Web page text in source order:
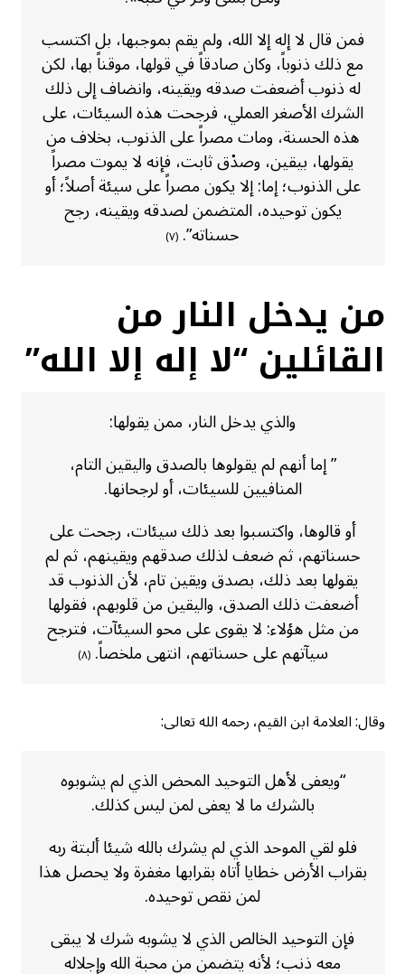
فمن قال لا إله إلا الله، ولم يقم بموجبها، بل اكتسب
مع ذلك ذنوباً، وكان صادقاً في قولها، موقناً بها، لكن
له ذنوب أضعفت صدقه ويقينه، وانضاف إلى ذلك
الشرك الأصغر العملي، فرجحت هذه السيئات، على
هذه الحسنة، ومات مصراً على الذنوب، بخلاف من
يقولها، بيقين، وصدْق ثابت، فإنه لا يموت مصراً
على الذنوب؛ إما: إلا يكون مصراً على سيئة أصلاً؛ أو
يكون توحيده، المتضمن لصدقه ويقينه، رجح
حسناته”. (٧)
من يدخل النار من
القائلين “لا إله إلا الله”
والذي يدخل النار، ممن يقولها:
” إما أنهم لم يقولوها بالصدق واليقين التام،
المنافيين للسيئات، أو لرجحانها.
أو قالوها، واكتسبوا بعد ذلك سيئات، رجحت على
حسناتهم، ثم ضعف لذلك صدقهم ويقينهم، ثم لم
يقولها بعد ذلك، بصدق ويقين تام، لأن الذنوب قد
أضعفت ذلك الصدق، واليقين من قلوبهم، فقولها
من مثل هؤلاء: لا يقوى على محو السيئآت، فترجح
سيآتهم على حسناتهم، انتهى ملخصاً.(٨)
وقال: العلامة ابن القيم، رحمه الله تعالى:
“ويعفى لأهل التوحيد المحض الذي لم يشوبوه
بالشرك ما لا يعفى لمن ليس كذلك.
فلو لقي الموحد الذي لم يشرك بالله شيئا ألبتة ربه
بقراب الأرض خطايا أتاه بقرابها مغفرة ولا يحصل هذا
لمن نقص توحيده.
فإن التوحيد الخالص الذي لا يشوبه شرك لا يبقى
معه ذنب؛ لأنه يتضمن من محبة الله وإجلاله